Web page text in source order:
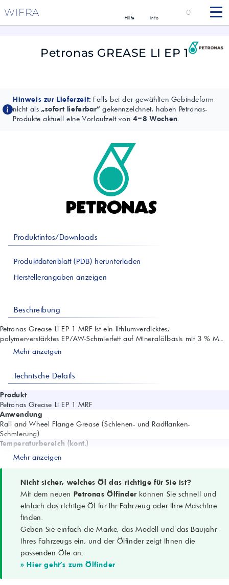
WIFRA Hilfe Info
0
Petronas GREASE LI EP 1
Hinweis zur Lieferzeit: Falls bei der gewählten Gebindeform
nicht als „sofort lieferbar“ gekennzeichnet, haben Petronas-
Produkte aktuell eine Vorlaufzeit von 4–8 Wochen.
Produktinfos/Downloads
Produktdatenblatt (PDB) herunterladen
Herstellerangaben anzeigen
Beschreibung
Petronas Grease Li EP 1 MRF ist ein lithiumverdicktes,
polymerverstärktes EP/AW-Schmierfett auf Mineralölbasis mit 3 % M...
Mehr anzeigen
Technische Details
Produkt
Petronas Grease Li EP 1 MRF
Anwendung
Rail and Wheel Flange Grease (Schienen- und Radflanken-
Schmierung)
Temperaturbereich (kont.)
-30 °C bis +110 °C
Temperatur (kurzzeitig)
NLGI-Klasse (ASTM D217)
Verdicker
Grundöl
Mineral / Polymer
MoS2-Gehalt
Dunkelgrau
Penetration, 25 °C gearbeitet (ASTM D217)
Mehr anzeigen
Nicht sicher, welches Öl das richtige für Sie ist?
Mit dem neuen Petronas Ölfinder können Sie schnell und
einfach das richtige Öl für Ihr Fahrzeug oder Ihre Maschine
finden.
Geben Sie einfach die Marke, das Modell und das Baujahr
Ihres Fahrzeugs ein, und der Ölfinder zeigt Ihnen die
passenden Öle an.
» Hier geht's zum Ölfinder